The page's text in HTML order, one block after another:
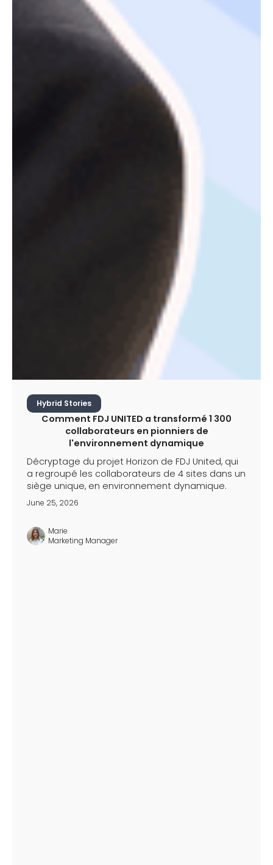
Hybrid Stories
Comment FDJ UNITED a transformé 1 300
collaborateurs en pionniers de
l'environnement dynamique
Décryptage du projet Horizon de FDJ United, qui
a regroupé les collaborateurs de 4 sites dans un
siège unique, en environnement dynamique.
June 25, 2026
Marie
Marketing Manager